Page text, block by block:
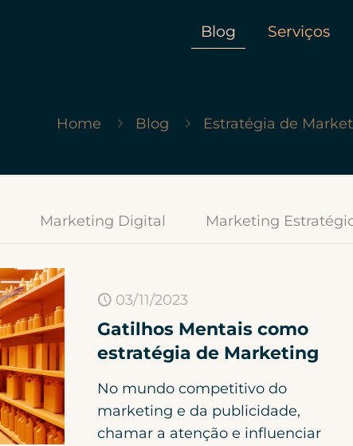
Blog Serviços
Home Blog Estratégia de
Marketing Digital Marketing
03/11/2023
Gatilhos Mentais como
estratégia de Marketing
No mundo competitivo do
marketing e da publicidade,
chamar a atenção e influenciar